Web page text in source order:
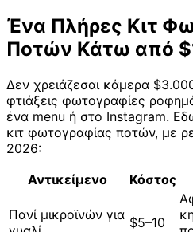
Ένα Πλήρες Κιτ
Ποτών Κάτω από
Δεν χρειάζεσαι κάμερα
φτιάξεις φωτογραφίες
ένα menu ή στο Instagram.
κιτ φωτογραφίας ποτών, με
2026:
Αντικείμενο
Κόστος
Πανί μικροϊνών για $5–10